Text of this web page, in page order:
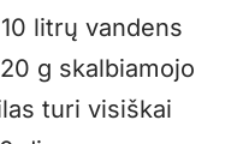
10 litrų vandens
g skalbiamojo
turi visiškai